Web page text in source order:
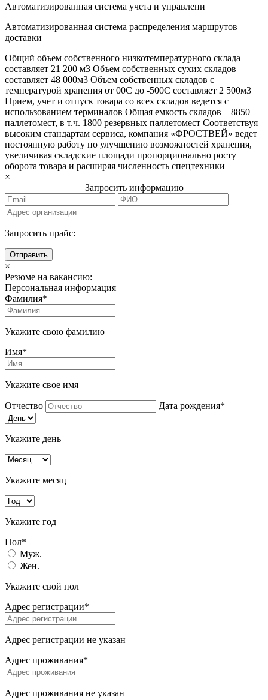
Автоматизированная система учета и управлени
Автоматизированная система распределения маршрутов
доставки
Общий объем собственного низкотемпературного склада
составляет 21 200 м3 Объем собственных сухих складов
составляет 48 000м3 Объем собственных складов с
температурой хранения от 00С до -500С составляет 2 500м3
Прием, учет и отпуск товара со всех складов ведется с
использованием терминалов Общая емкость складов – 8850
паллетомест, в т.ч. 1800 резервных паллетомест Соответствуя
высоким стандартам сервиса, компания «ФРОСТВЕЙ» ведет
постоянную работу по улучшению возможностей хранения,
увеличивая складские площади пропорционально росту
оборота товара и расширяя численность спецтехники
×
Запросить информацию
Запросить прайс:
Отправить
×
Резюме на вакансию:
Персональная информация
Фамилия*
Укажите свою фамилию
Имя*
Укажите свое имя
Отчество Дата рождения*
Укажите день
Укажите месяц
Укажите год
Пол*
Муж.
Жен.
Укажите свой пол
Адрес регистрации*
Адрес регистрации не указан
Адрес проживания*
Адрес проживания не указан